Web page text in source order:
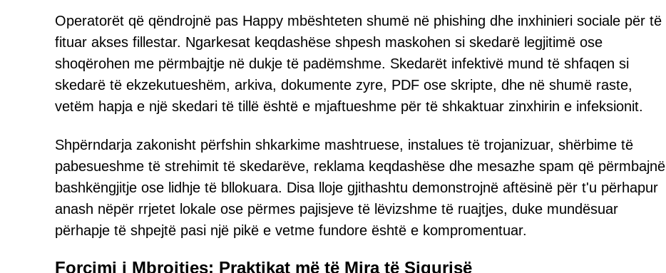
Operatorët që qëndrojnë pas Happy mbështeten shumë në phishing dhe inxhinieri sociale për të
fituar akses fillestar. Ngarkesat keqdashëse shpesh maskohen si skedarë legjitimë ose
shoqërohen me përmbajtje në dukje të padëmshme. Skedarët infektivë mund të shfaqen si
skedarë të ekzekutueshëm, arkiva, dokumente zyre, PDF ose skripte, dhe në shumë raste,
vetëm hapja e një skedari të tillë është e mjaftueshme për të shkaktuar zinxhirin e infeksionit.
Shpërndarja zakonisht përfshin shkarkime mashtruese, instalues të trojanizuar, shërbime të
pabesueshme të strehimit të skedarëve, reklama keqdashëse dhe mesazhe spam që përmbajnë
bashkëngjitje ose lidhje të bllokuara. Disa lloje gjithashtu demonstrojnë aftësinë për t'u përhapur
anash nëpër rrjetet lokale ose përmes pajisjeve të lëvizshme të ruajtjes, duke mundësuar
përhapje të shpejtë pasi një pikë e vetme fundore është e kompromentuar.
Forcimi i Mbrojtjes: Praktikat më të Mira të Sigurisë